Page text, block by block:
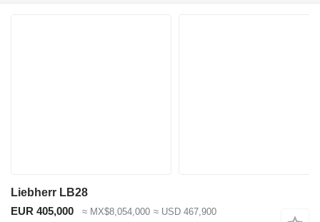
Liebherr LB28
EUR 405,000
≈ MX$8,054,000 ≈ USD 467,900